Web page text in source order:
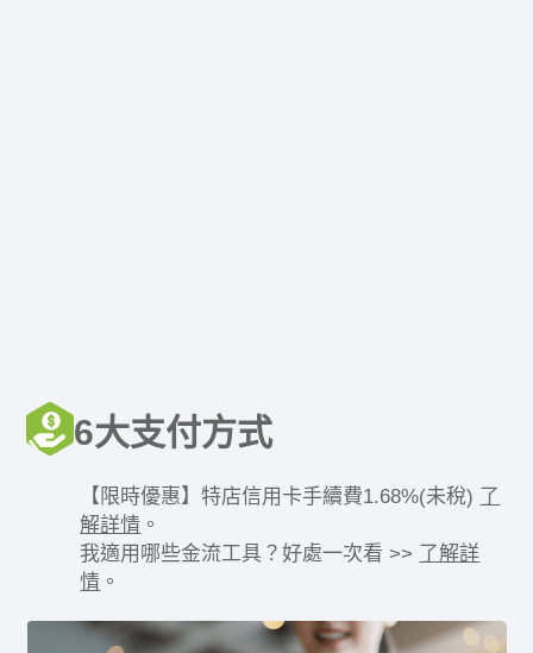
6大支付方式
【限時優惠】特店信用卡手續費1.68%(未稅) 了
解詳情 。
我適用哪些金流工具？好處一次看 >> 了解詳
情 。